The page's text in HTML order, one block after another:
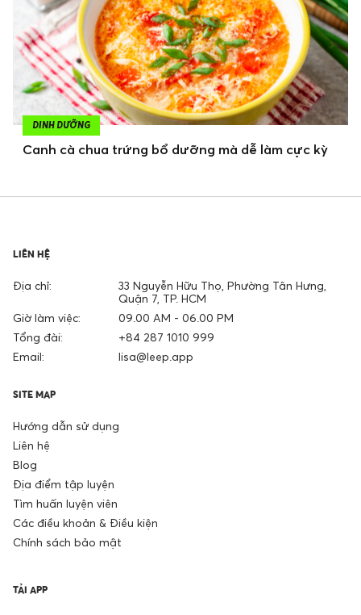
DINH DƯỠNG
Canh cà chua trứng bổ dưỡng mà dễ làm cực kỳ
LIÊN HỆ
Địa chỉ:
33 Nguyễn Hữu Thọ, Phường Tân Hưng,
Quận 7, TP. HCM
Giờ làm việc:
09.00 AM - 06.00 PM
Tổng đài:
+84 287 1010 999
Email:
lisa@leep.app
SITE MAP
Hướng dẫn sử dụng
Liên hệ
Blog
Địa điểm tập luyện
Tìm huấn luyện viên
Các điều khoản & Điều kiện
Chính sách bảo mật
TẢI APP